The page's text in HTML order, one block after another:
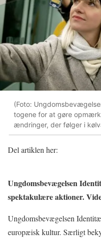
(Foto:
togene for at gøre
ændringer, der følger i
Del artiklen her:
Ungdomsbevægelsen
spektakulære aktioner.
Ungdomsbevægelsen
europæisk kultur. Særligt